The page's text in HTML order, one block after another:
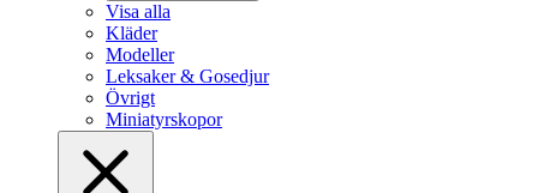
Visa alla
Kläder
Modeller
Leksaker & Gosedjur
Övrigt
Miniatyrskopor